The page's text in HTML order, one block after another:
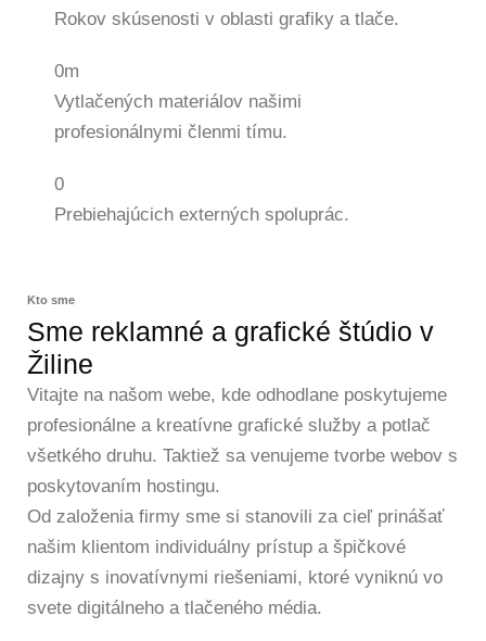
Rokov skúsenosti v oblasti grafiky a tlače.
0m
Vytlačených materiálov našimi
profesionálnymi členmi tímu.
0
Prebiehajúcich externých spoluprác.
Kto sme
Sme reklamné a grafické štúdio v
Žiline
Vitajte na našom webe, kde odhodlane poskytujeme
profesionálne a kreatívne grafické služby a potlač
všetkého druhu. Taktiež sa venujeme tvorbe webov s
poskytovaním hostingu.
Od založenia firmy sme si stanovili za cieľ prinášať
našim klientom individuálny prístup a špičkové
dizajny s inovatívnymi riešeniami, ktoré vyniknú vo
svete digitálneho a tlačeného média.